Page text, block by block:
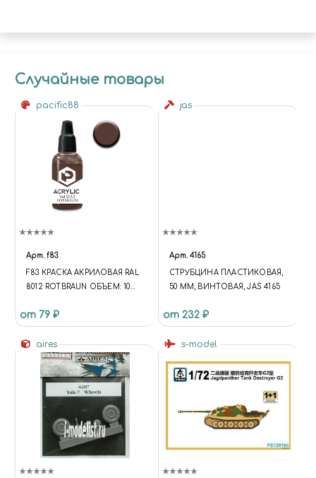
Случайные товары
pacific88
Арт. f83
F83 КРАСКА АКРИЛОВАЯ RAL
8012 ROTBRAUN ОБЪЕМ: 10
от 79 ₽
jas
Арт. 4165
СТРУБЦИНА ПЛАСТИКОВАЯ,
50 ММ, ВИНТОВАЯ, JAS 4165
от 232 ₽
aires s-model